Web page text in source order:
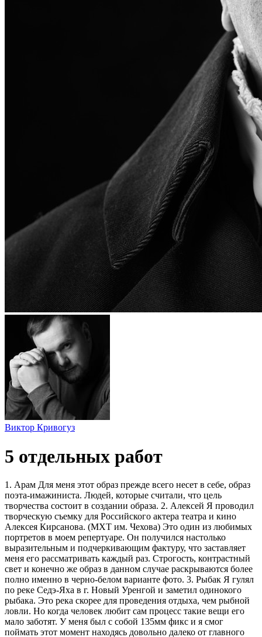
Виктор Кривогуз
5 отдельных работ
1. Арам Для меня этот образ прежде всего несет в себе, образ
поэта-имажиниста. Людей, которые считали, что цель
творчества состоит в создании образа. 2. Алексей Я проводил
творческую съемку для Российского актера театра и кино
Алексея Кирсанова. (МХТ им. Чехова) Это один из любимых
портретов в моем репертуаре. Он получился настолько
выразительным и подчеркивающим фактуру, что заставляет
меня его рассматривать каждый раз. Строгость, контрастный
свет и конечно же образ в данном случае раскрываются более
полно именно в черно-белом варианте фото. 3. Рыбак Я гулял
по реке Седэ-Яха в г. Новый Уренгой и заметил одинокого
рыбака. Это река скорее для проведения отдыха, чем рыбной
ловли. Но когда человек любит сам процесс такие вещи его
мало заботят. У меня был с собой 135мм фикс и я смог
поймать этот момент находясь довольно далеко от главного